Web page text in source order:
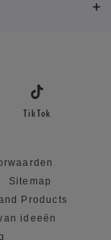
TikTok
Sitemap
Products
ideeën